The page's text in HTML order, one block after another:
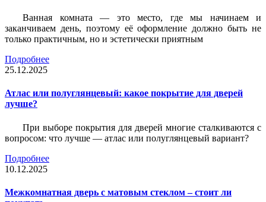
Ванная комната — это место, где мы начинаем и
заканчиваем день, поэтому её оформление должно быть не
только практичным, но и эстетически приятным
Подробнее
25.12.2025
Атлас или полуглянцевый: какое покрытие для дверей
лучше?
При выборе покрытия для дверей многие сталкиваются с
вопросом: что лучше — атлас или полуглянцевый вариант?
Подробнее
10.12.2025
Межкомнатная дверь с матовым стеклом – стоит ли